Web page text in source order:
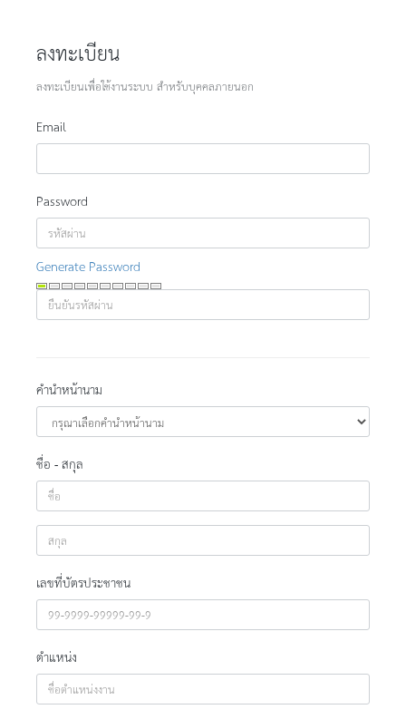
ลงทะเบียน
ลงทะเบียนเพื่อใช้งานระบบ สำหรับบุคคลภายนอก
Email
Password
Generate Password
คำนำหน้านาม
ชื่อ - สกุล
เลขที่บัตรประชาชน
ตำแหน่ง